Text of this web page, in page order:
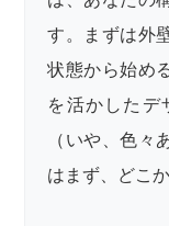
す。まずは外
状態から始め
を活かしたデ
（いや、色
はまず、どこ